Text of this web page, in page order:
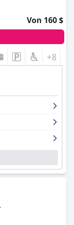
Von 160 $
+8